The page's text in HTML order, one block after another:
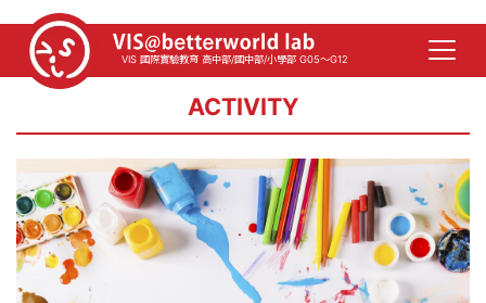
VIS 國際實驗教育 高中部/國中部/小學部 G05～G12
ACTIVITY